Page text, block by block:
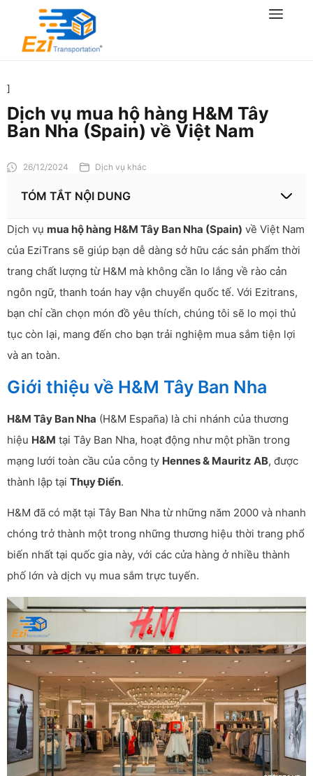
]
Dịch vụ mua hộ hàng H&M Tây
Ban Nha (Spain) về Việt Nam
26/12/2024 Dịch vụ khác
TÓM TẮT NỘI DUNG
Dịch vụ mua hộ hàng H&M Tây Ban Nha (Spain) về Việt Nam
của EziTrans sẽ giúp bạn dễ dàng sở hữu các sản phẩm thời
trang chất lượng từ H&M mà không cần lo lắng về rào cản
ngôn ngữ, thanh toán hay vận chuyển quốc tế. Với Ezitrans,
bạn chỉ cần chọn món đồ yêu thích, chúng tôi sẽ lo mọi thủ
tục còn lại, mang đến cho bạn trải nghiệm mua sắm tiện lợi
và an toàn.
Giới thiệu về H&M Tây Ban Nha
H&M Tây Ban Nha (H&M España) là chi nhánh của thương
hiệu H&M tại Tây Ban Nha, hoạt động như một phần trong
mạng lưới toàn cầu của công ty Hennes & Mauritz AB, được
thành lập tại Thụy Điển.
H&M đã có mặt tại Tây Ban Nha từ những năm 2000 và nhanh
chóng trở thành một trong những thương hiệu thời trang phổ
biến nhất tại quốc gia này, với các cửa hàng ở nhiều thành
phố lớn và dịch vụ mua sắm trực tuyến.